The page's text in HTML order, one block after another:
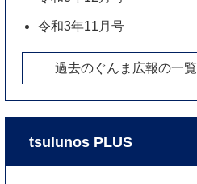
令和3年11月号
過去のぐんま広報の一覧
tsulunos PLUS